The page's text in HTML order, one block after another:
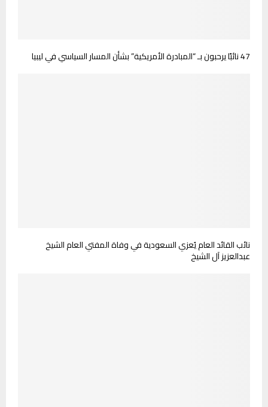
47 نائبًا يرحبون بـ “المبادرة الأمريكية” بشأن المسار السياسي في ليبيا
نائب القائد العام يُعزي السعودية في وفاة المفتي العام الشيخ
عبدالعزيز آل الشيخ